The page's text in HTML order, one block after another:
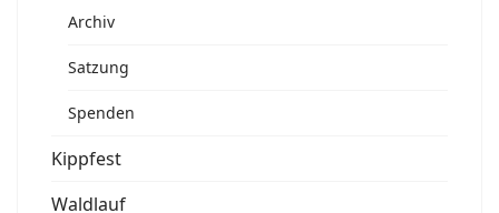
Archiv
Satzung
Spenden
Kippfest
Waldlauf